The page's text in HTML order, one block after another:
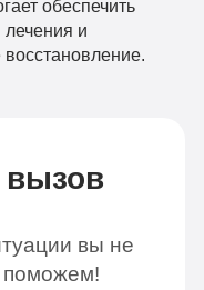
обеспечить
лечения и
вы не
поможем!